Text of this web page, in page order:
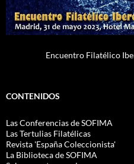
Encuentro Filatélico
CONTENIDOS
Las Conferencias de SOFIMA
Las Tertulias Filatélicas
Revista 'España Coleccionista'
La Biblioteca de SOFIMA